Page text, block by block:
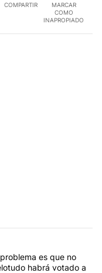
COMPARTIR
MARCAR
COMO
INAPROPIADO
es que no
habrá votado a